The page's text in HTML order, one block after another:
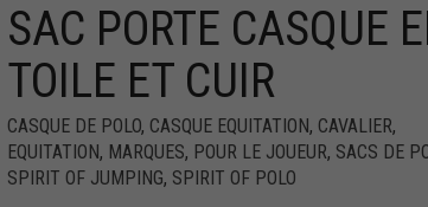
+SAC PORTE CASQUE
TOILE ET CUIR
CASQUE DE POLO, CASQUE EQUITATION, CAVALIER,
EQUITATION, MARQUES, POUR LE JOUEUR, SACS DE
SPIRIT OF JUMPING, SPIRIT OF POLO